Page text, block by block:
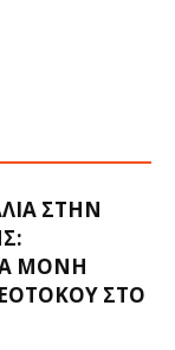
ΣΤΗΝ
ΜΟΝΉ
ΣΤΟ